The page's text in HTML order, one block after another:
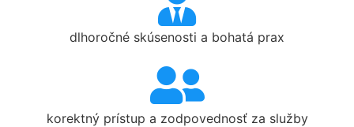
dlhoročné skúsenosti a bohatá prax
korektný prístup a zodpovednosť za služby